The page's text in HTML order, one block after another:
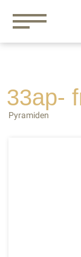
33ap-
Pyramiden